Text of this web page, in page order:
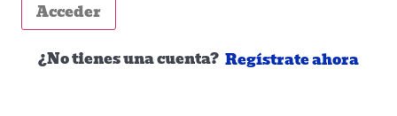
Acceder
¿No tienes una cuenta? Regístrate ahora